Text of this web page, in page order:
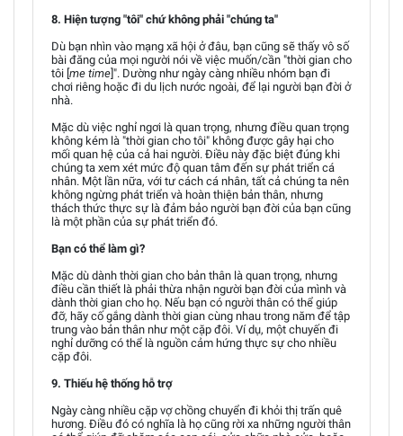
8. Hiện tượng "tôi" chứ không phải "chúng ta"
Dù bạn nhìn vào mạng xã hội ở đâu, bạn cũng sẽ thấy vô số
bài đăng của mọi người nói về việc muốn/cần "thời gian cho
tôi [me time]". Dường như ngày càng nhiều nhóm bạn đi
chơi riêng hoặc đi du lịch nước ngoài, để lại người bạn đời ở
nhà.
Mặc dù việc nghỉ ngơi là quan trọng, nhưng điều quan trọng
không kém là "thời gian cho tôi" không được gây hại cho
mối quan hệ của cả hai người. Điều này đặc biệt đúng khi
chúng ta xem xét mức độ quan tâm đến sự phát triển cá
nhân. Một lần nữa, với tư cách cá nhân, tất cả chúng ta nên
không ngừng phát triển và hoàn thiện bản thân, nhưng
thách thức thực sự là đảm bảo người bạn đời của bạn cũng
là một phần của sự phát triển đó.
Bạn có thể làm gì?
Mặc dù dành thời gian cho bản thân là quan trọng, nhưng
điều cần thiết là phải thừa nhận người bạn đời của mình và
dành thời gian cho họ. Nếu bạn có người thân có thể giúp
đỡ, hãy cố gắng dành thời gian cùng nhau trong năm để tập
trung vào bản thân như một cặp đôi. Ví dụ, một chuyến đi
nghỉ dưỡng có thể là nguồn cảm hứng thực sự cho nhiều
cặp đôi.
9. Thiếu hệ thống hỗ trợ
Ngày càng nhiều cặp vợ chồng chuyển đi khỏi thị trấn quê
hương. Điều đó có nghĩa là họ cũng rời xa những người thân